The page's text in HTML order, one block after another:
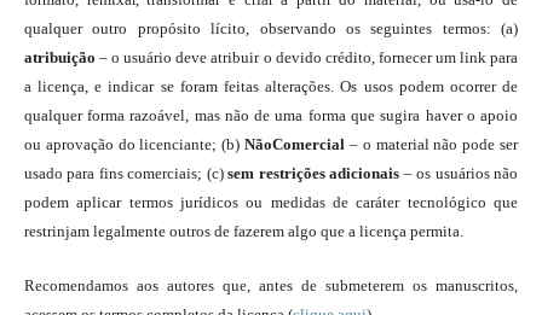
qualquer outro propósito lícito, observando os seguintes termos: (a)
atribuição – o usuário deve atribuir o devido crédito, fornecer um link para
a licença, e indicar se foram feitas alterações. Os usos podem ocorrer de
qualquer forma razoável, mas não de uma forma que sugira haver o apoio
ou aprovação do licenciante; (b)NãoComercial – o material não pode ser
usado para fins comerciais; (c)sem restrições adicionais – os usuários não
podem aplicar termos jurídicos ou medidas de caráter tecnológico que
restrinjam legalmente outros de fazerem algo que a licença permita.
Recomendamos aos autores que, antes de submeterem os manuscritos,